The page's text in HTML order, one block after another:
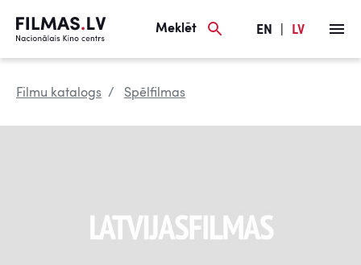
Meklēt EN LV
Filmu katalogs Spēlfilmas